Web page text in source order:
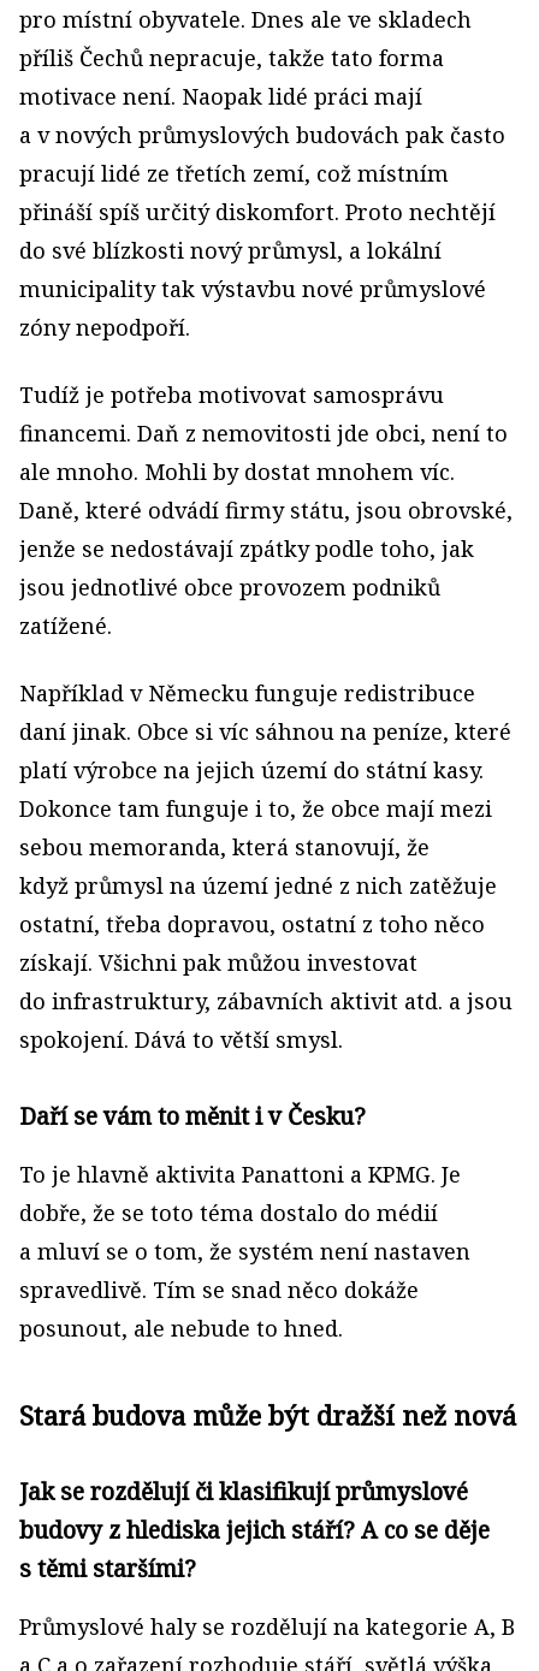
pro místní obyvatele. Dnes ale ve skladech
příliš Čechů nepracuje, takže tato forma
motivace není. Naopak lidé práci mají
a v nových průmyslových budovách pak často
pracují lidé ze třetích zemí, což místním
přináší spíš určitý diskomfort. Proto nechtějí
do své blízkosti nový průmysl, a lokální
municipality tak výstavbu nové průmyslové
zóny nepodpoří.
Tudíž je potřeba motivovat samosprávu
financemi. Daň z nemovitosti jde obci, není to
ale mnoho. Mohli by dostat mnohem víc.
Daně, které odvádí firmy státu, jsou obrovské,
jenže se nedostávají zpátky podle toho, jak
jsou jednotlivé obce provozem podniků
zatížené.
Například v Německu funguje redistribuce
daní jinak. Obce si víc sáhnou na peníze, které
platí výrobce na jejich území do státní kasy.
Dokonce tam funguje i to, že obce mají mezi
sebou memoranda, která stanovují, že
když průmysl na území jedné z nich zatěžuje
ostatní, třeba dopravou, ostatní z toho něco
získají. Všichni pak můžou investovat
do infrastruktury, zábavních aktivit atd. a jsou
spokojení. Dává to větší smysl.
Daří se vám to měnit i v Česku?
To je hlavně aktivita Panattoni a KPMG. Je
dobře, že se toto téma dostalo do médií
a mluví se o tom, že systém není nastaven
spravedlivě. Tím se snad něco dokáže
posunout, ale nebude to hned.
Stará budova může být dražší než nová
Jak se rozdělují či klasifikují průmyslové
budovy z hlediska jejich stáří? A co se děje
s těmi staršími?
Průmyslové haly se rozdělují na kategorie A, B
a C a o zařazení rozhoduje stáří, světlá výška,